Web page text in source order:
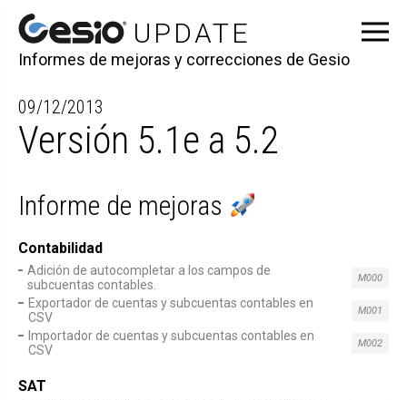
Informes de mejoras y correcciones de Gesio
09/12/2013
Versión 5.1e a 5.2
Informe de mejoras
Contabilidad
Adición de autocompletar a los campos de
subcuentas contables.
M000
Exportador de cuentas y subcuentas contables en
CSV
M001
Importador de cuentas y subcuentas contables en
CSV
M002
SAT